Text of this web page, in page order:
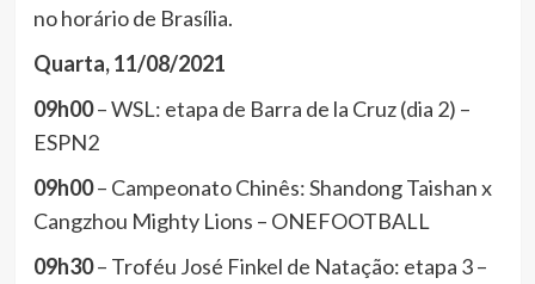
no horário de Brasília.
Quarta, 11/08/2021
09h00– WSL: etapa de Barra de la Cruz (dia 2) –
ESPN2
09h00– Campeonato Chinês: Shandong Taishan x
Cangzhou Mighty Lions – ONEFOOTBALL
09h30– Troféu José Finkel de Natação: etapa 3 –